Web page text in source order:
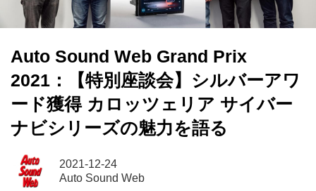
Auto Sound Web Grand Prix
2021：【特別座談会】シルバーアワ
ード獲得 カロッツェリア サイバー
ナビシリーズの魅力を語る
2021-12-24
Auto Sound Web